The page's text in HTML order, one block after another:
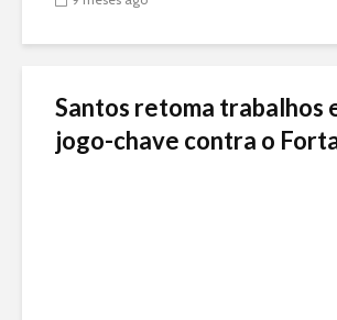
Santos retoma trabalhos
jogo-chave contra o